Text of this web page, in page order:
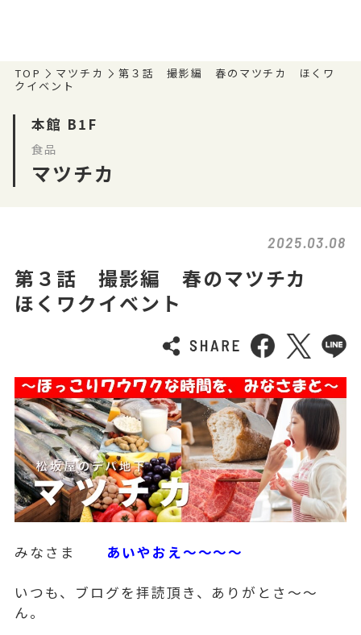
TOP マツチカ
第３話 撮影編 春のマツチカ ほくワ
クイベント
本館 B1F
食品
マツチカ
2025.03.08
第３話 撮影編 春のマツチカ
ほくワクイベント
みなさま あいやおえ～～～～
いつも、ブログを拝読頂き、ありがとさ～～
ん。